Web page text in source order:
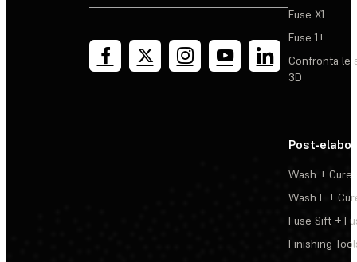
Fuse X1
Fuse 1+
Confronta le
3D
Post-
Wash + Cure
Wash L +
Fuse Sift +
Finishing